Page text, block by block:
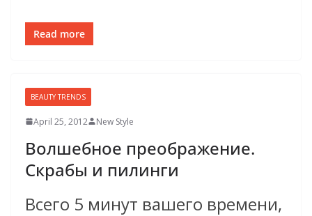
Read more
BEAUTY TRENDS
April 25, 2012 New Style
Волшебное преображе­ние.
Скрабы и пилинги
Всего 5 минут вашего времени,